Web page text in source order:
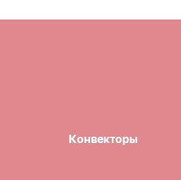
Конвекторы